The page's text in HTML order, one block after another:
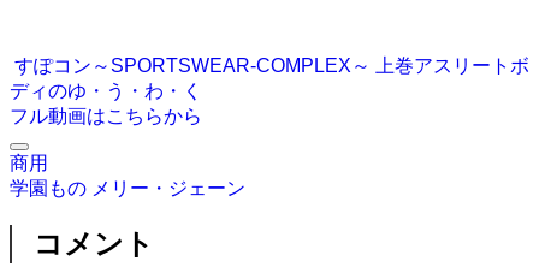
すぽコン～SPORTSWEAR-COMPLEX～ 上巻アスリートボ
ディのゆ・う・わ・く
フル動画はこちらから
商用
学園もの メリー・ジェーン
コメント